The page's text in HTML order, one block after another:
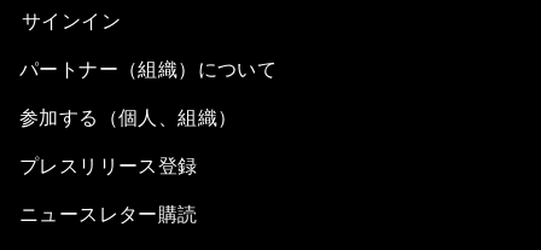
サインイン
パートナー（組織）について
参加する（個人、組織）
プレスリリース登録
ニュースレター購読